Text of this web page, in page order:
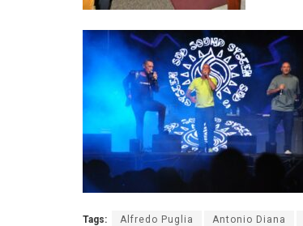
Tags: Alfredo Puglia Antonio Diana